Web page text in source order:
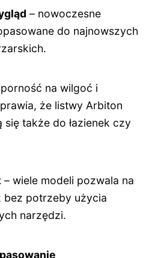
– nowoczesne
do najnowszych
na wilgoć i
że listwy Arbiton
się także do łazienek czy
– wiele modeli pozwala na
bez potrzeby użycia
narzędzi.